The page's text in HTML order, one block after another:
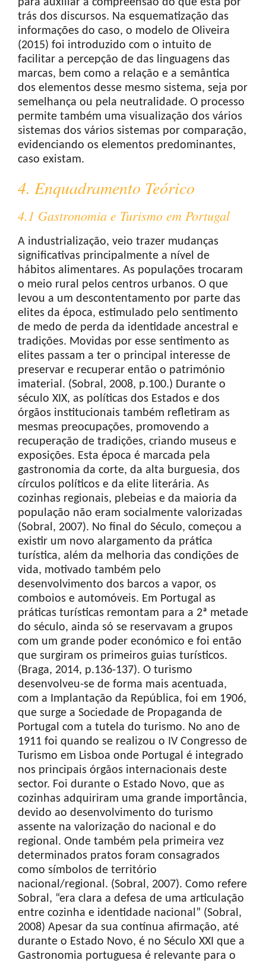
para auxiliar a compreensão do que está por
trás dos discursos. Na esquematização das
informações do caso, o modelo de Oliveira
(2015) foi introduzido com o intuito de
facilitar a percepção de das linguagens das
marcas, bem como a relação e a semântica
dos elementos desse mesmo sistema, seja por
semelhança ou pela neutralidade. O processo
permite também uma visualização dos vários
sistemas dos vários sistemas por comparação,
evidenciando os elementos predominantes,
caso existam.
4. Enquadramento Teórico
4.1 Gastronomia e Turismo em Portugal
A industrialização, veio trazer mudanças
significativas principalmente a nível de
hábitos alimentares. As populações trocaram
o meio rural pelos centros urbanos. O que
levou a um descontentamento por parte das
elites da época, estimulado pelo sentimento
de medo de perda da identidade ancestral e
tradições. Movidas por esse sentimento as
elites passam a ter o principal interesse de
preservar e recuperar então o património
imaterial. (Sobral, 2008, p.100.) Durante o
século XIX, as políticas dos Estados e dos
órgãos institucionais também refletiram as
mesmas preocupações, promovendo a
recuperação de tradições, criando museus e
exposições. Esta época é marcada pela
gastronomia da corte, da alta burguesia, dos
círculos políticos e da elite literária. As
cozinhas regionais, plebeias e da maioria da
população não eram socialmente valorizadas
(Sobral, 2007). No final do Século, começou a
existir um novo alargamento da prática
turística, além da melhoria das condições de
vida, motivado também pelo
desenvolvimento dos barcos a vapor, os
comboios e automóveis. Em Portugal as
práticas turísticas remontam para a 2ª metade
do século, ainda só se reservavam a grupos
com um grande poder económico e foi então
que surgiram os primeiros guias turísticos.
(Braga, 2014, p.136-137). O turismo
desenvolveu-se de forma mais acentuada,
com a Implantação da República, foi em 1906,
que surge a Sociedade de Propaganda de
Portugal com a tutela do turismo. No ano de
1911 foi quando se realizou o IV Congresso de
Turismo em Lisboa onde Portugal é integrado
nos principais órgãos internacionais deste
sector. Foi durante o Estado Novo, que as
cozinhas adquiriram uma grande importância,
devido ao desenvolvimento do turismo
assente na valorização do nacional e do
regional. Onde também pela primeira vez
determinados pratos foram consagrados
como símbolos de território
nacional/regional. (Sobral, 2007). Como refere
Sobral, “era clara a defesa de uma articulação
entre cozinha e identidade nacional” (Sobral,
2008) Apesar da sua contínua afirmação, até
durante o Estado Novo, é no Século XXI que a
Gastronomia portuguesa é relevante para o